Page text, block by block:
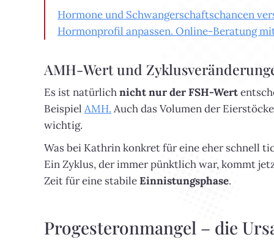
Hormone und Schwangerschaftschancen
Hormonprofil anpassen. Online-Beratung
AMH-Wert und
Es ist natürlichnicht nur der FSH-Wert
Beispiel AMH. Auch das Volumen der
wichtig.
Was bei Kathrin konkret für eine eher schnell
Ein Zyklus, der immer pünktlich war, kommt
Zeit für eine stabileEinnistungsphase.
Progesteronmangel – die